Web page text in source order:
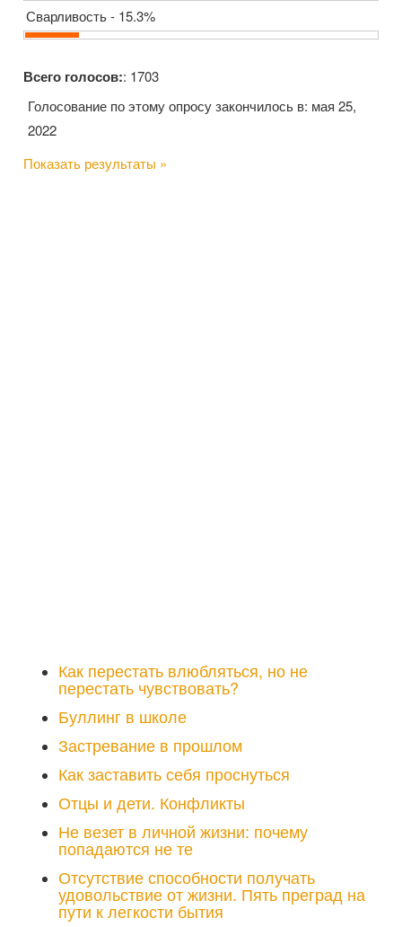
Сварливость - 15.3%
Всего голосов:: 1703
Голосование по этому опросу закончилось в: мая 25,
2022
Показать результаты »
Как перестать влюбляться, но не
перестать чувствовать?
Буллинг в школе
Застревание в прошлом
Как заставить себя проснуться
Отцы и дети. Конфликты
Не везет в личной жизни: почему
попадаются не те
Отсутствие способности получать
удовольствие от жизни. Пять преград на
пути к легкости бытия